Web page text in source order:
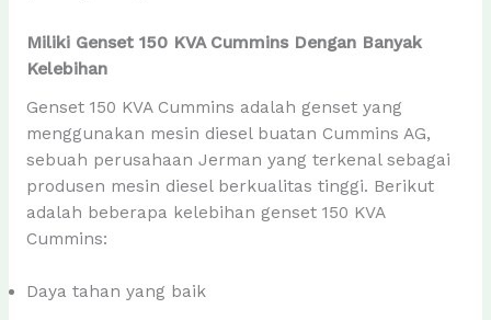
Miliki Genset 150 KVA Cummins Dengan Banyak
Kelebihan
Genset 150 KVA Cummins adalah genset yang
menggunakan mesin diesel buatan Cummins AG,
sebuah perusahaan Jerman yang terkenal sebagai
produsen mesin diesel berkualitas tinggi. Berikut
adalah beberapa kelebihan genset 150 KVA
Cummins:
Daya tahan yang baik